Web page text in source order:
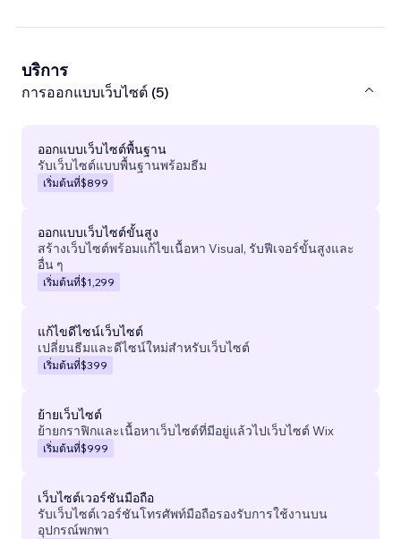
บริการ
การออกแบบเว็บไซต์ (5)
ออกแบบเว็บไซต์พื้นฐาน
รับเว็บไซต์แบบพื้นฐานพร้อมธีม
เริ่มต้นที่$899
ออกแบบเว็บไซต์ขั้นสูง
สร้างเว็บไซต์พร้อมแก้ไขเนื้อหา Visual, รับฟีเจอร์ขั้นสูงและ
อื่น ๆ
เริ่มต้นที่$1,299
แก้ไขดีไซน์เว็บไซต์
เปลี่ยนธีมและดีไซน์ใหม่สำหรับเว็บไซต์
เริ่มต้นที่$399
ย้ายเว็บไซต์
ย้ายกราฟิกและเนื้อหาเว็บไซต์ที่มีอยู่แล้วไปเว็บไซต์ Wix
เริ่มต้นที่$999
เว็บไซต์เวอร์ชันมือถือ
รับเว็บไซต์เวอร์ชันโทรศัพท์มือถือรองรับการใช้งานบน
อุปกรณ์พกพา